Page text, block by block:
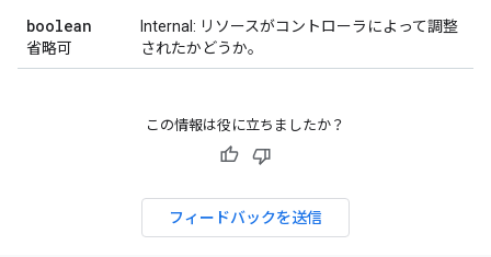
boolean
省略可
Internal: リソースがコントローラによって調整
されたかどうか。
この情報は役に立ちましたか？
フィードバックを送信